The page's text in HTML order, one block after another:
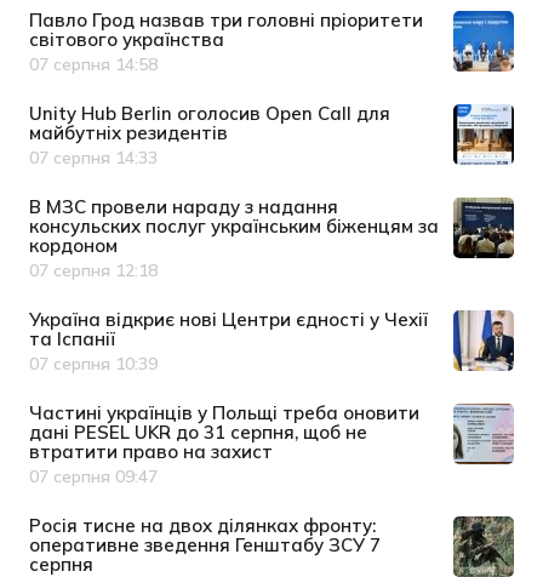
Павло Грод назвав три головні пріоритети
світового українства
Дата публікації
07 серпня 14:58
Unity Hub Berlin оголосив Open Call для
майбутніх резидентів
Дата публікації
07 серпня 14:33
В МЗС провели нараду з надання
консульских послуг українським біженцям за
кордоном
Дата публікації
07 серпня 12:18
Україна відкриє нові Центри єдності у Чехії
та Іспанії
Дата публікації
07 серпня 10:39
Частині українців у Польщі треба оновити
дані PESEL UKR до 31 серпня, щоб не
втратити право на захист
Дата публікації
07 серпня 09:47
Росія тисне на двох ділянках фронту:
оперативне зведення Генштабу ЗСУ 7
серпня